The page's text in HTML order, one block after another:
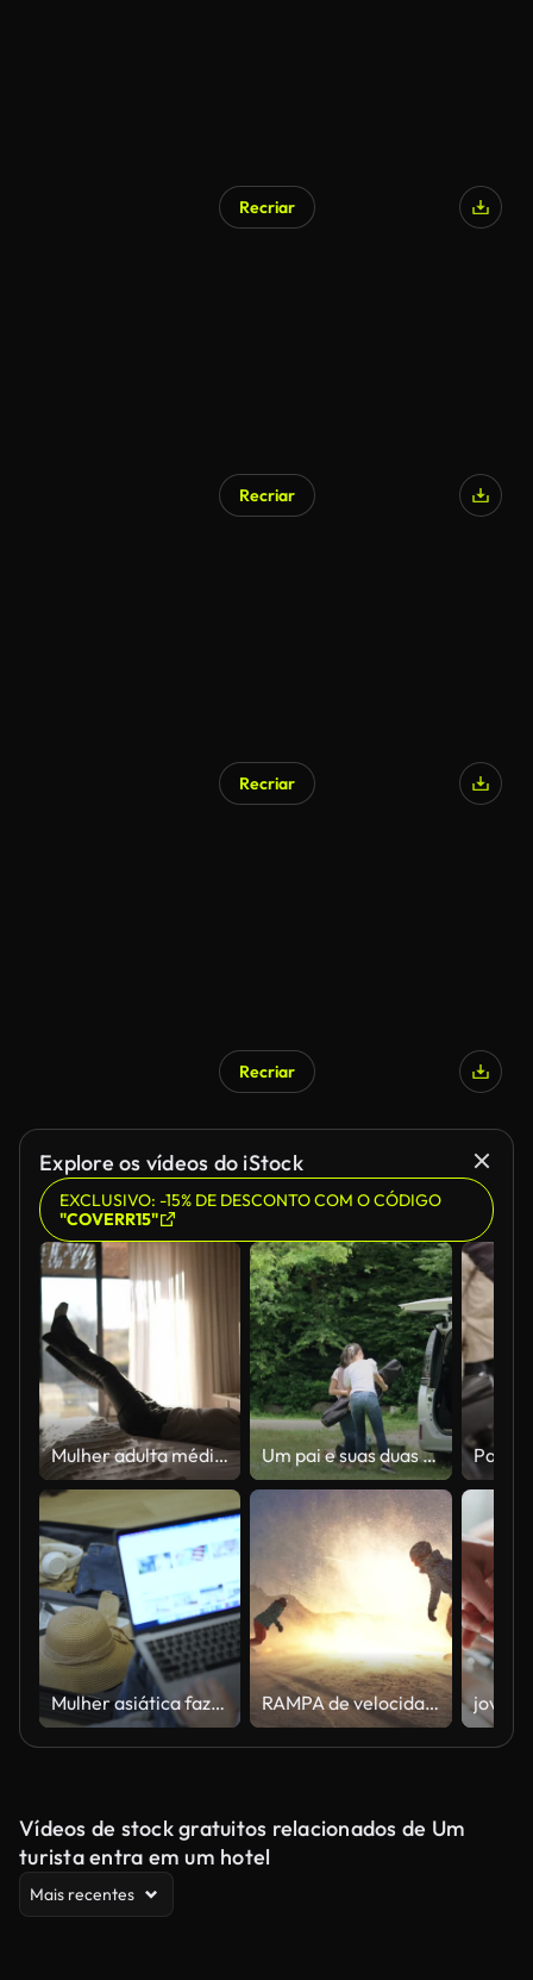
Recriar
Recriar
Recriar
Recriar
Explore os vídeos do iStock
EXCLUSIVO: -15% DE DESCONTO COM O CÓDIGO
"COVERR15"
Mulher adulta média caindo na cama no quarto de hotel Um pai e suas duas filhas se preparam para construir uma tenda em um acampamento.
Mulher asiática fazendo as malas e planejando férias de verão. RAMPA de velocidade dois snowboarders que montam para o sol de ajuste
Vídeos de stock gratuitos relacionados de Um
turista entra em um hotel
Mais recentes